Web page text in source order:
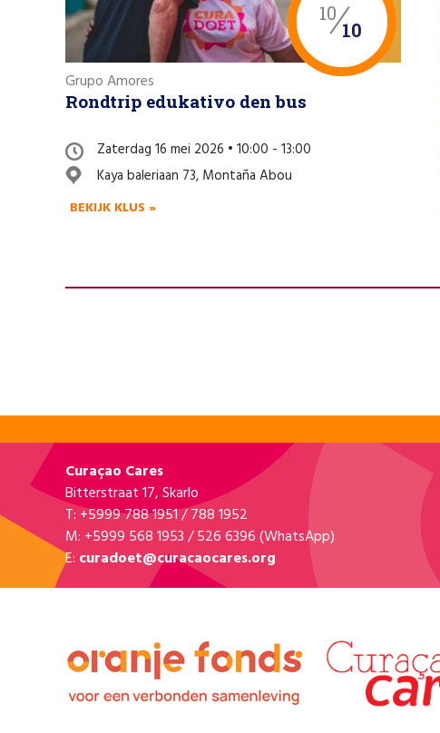
10
10
Grupo Amores
Rondtrip edukativo den bus
Zaterdag 16 mei 2026 • 10:00 - 13:00
Kaya baleriaan 73, Montaña Abou
BEKIJK KLUS »
Di paseo ku Epedisam
Vrijdag 15 mei 2026 • 08:00 - 15:00
Rooi santu 408 - Lapa Lapa Papito, Rooi Santu
BEKIJK KLUS »